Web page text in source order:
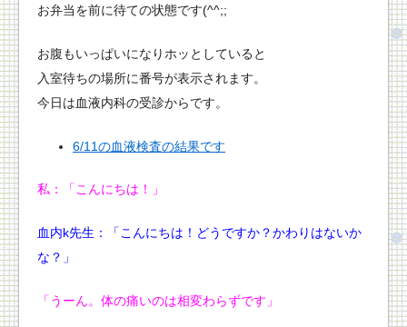
お弁当を前に待ての状態です(^^;;
お腹もいっぱいになりホッとしていると
入室待ちの場所に番号が表示されます。
今日は血液内科の受診からです。
6/11の血液検査の結果です
私：「こんにちは！」
血内k先生：「こんにちは！どうですか？かわりはないか
な？」
「うーん。体の痛いのは相変わらずです」